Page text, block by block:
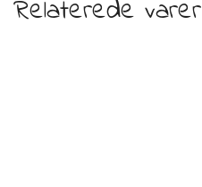
Relaterede varer